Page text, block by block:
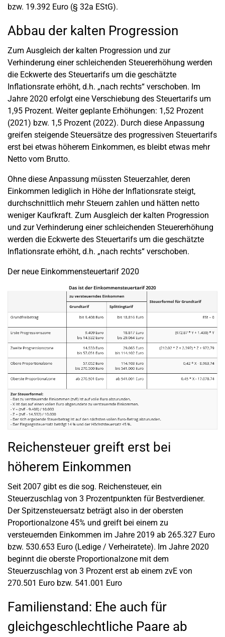
bzw. 19.392 Euro (§ 32a EStG).
Abbau der kalten Progression
Zum Ausgleich der kalten Progression und zur
Verhinderung einer schleichenden Steuererhöhung werden
die Eckwerte des Steuertarifs um die geschätzte
Inflationsrate erhöht, d.h. „nach rechts“ verschoben. Im
Jahre 2020 erfolgt eine Verschiebung des Steuertarifs um
1,95 Prozent. Weiter geplante Erhöhungen: 1,52 Prozent
(2021) bzw. 1,5 Prozent (2022). Durch diese Anpassung
greifen steigende Steuersätze des progressiven Steuertarifs
erst bei etwas höherem Einkommen, es bleibt etwas mehr
Netto vom Brutto.
Ohne diese Anpassung müssten Steuerzahler, deren
Einkommen lediglich in Höhe der Inflationsrate steigt,
durchschnittlich mehr Steuern zahlen und hätten netto
weniger Kaufkraft. Zum Ausgleich der kalten Progression
und zur Verhinderung einer schleichenden Steuererhöhung
werden die Eckwerte des Steuertarifs um die geschätzte
Inflationsrate erhöht, d.h. „nach rechts“ verschoben.
Der neue Einkommensteuertarif 2020
Reichensteuer greift erst bei
höherem Einkommen
Seit 2007 gibt es die sog. Reichensteuer, ein
Steuerzuschlag von 3 Prozentpunkten für Bestverdiener.
Der Spitzensteuersatz beträgt also in der obersten
Proportionalzone 45% und greift bei einem zu
versteuernden Einkommen im Jahre 2019 ab 265.327 Euro
bzw. 530.653 Euro (Ledige / Verheiratete). Im Jahre 2020
beginnt die oberste Proportionalzone mit dem
Steuerzuschlag von 3 Prozent erst ab einem zvE von
270.501 Euro bzw. 541.001 Euro
Familienstand: Ehe auch für
gleichgeschlechtliche Paare ab